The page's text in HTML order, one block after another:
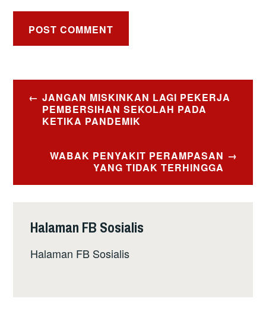
Post
navigation
JANGAN MISKINKAN LAGI PEKERJA
PEMBERSIHAN SEKOLAH PADA
KETIKA PANDEMIK
WABAK PENYAKIT PERAMPASAN
YANG TIDAK TERHINGGA
Halaman FB Sosialis
Halaman FB Sosialis